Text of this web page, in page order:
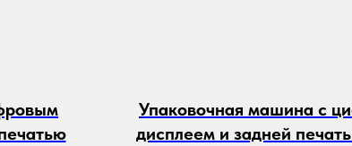
Упаковочная машина с
дисплеем и задней